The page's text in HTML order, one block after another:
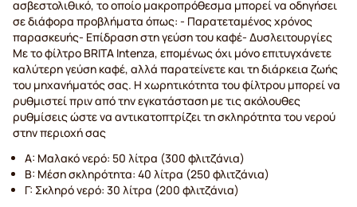
ασβεστολιθικό, το οποίο μακροπρόθεσμα μπορεί να οδηγήσει
σε διάφορα προβλήματα όπως: - Παρατεταμένος χρόνος
παρασκευής- Επίδραση στη γεύση του καφέ- Δυσλειτουργίες
Με το φίλτρο BRITA Intenza, επομένως όχι μόνο επιτυγχάνετε
καλύτερη γεύση καφέ, αλλά παρατείνετε και τη διάρκεια ζωής
του μηχανήματός σας. Η χωρητικότητα του φίλτρου μπορεί να
ρυθμιστεί πριν από την εγκατάσταση με τις ακόλουθες
ρυθμίσεις ώστε να αντικατοπτρίζει τη σκληρότητα του νερού
στην περιοχή σας
Α: Μαλακό νερό: 50 λίτρα (300 φλιτζάνια)
Β: Μέση σκληρότητα: 40 λίτρα (250 φλιτζάνια)
Γ: Σκληρό νερό: 30 λίτρα (200 φλιτζάνια)